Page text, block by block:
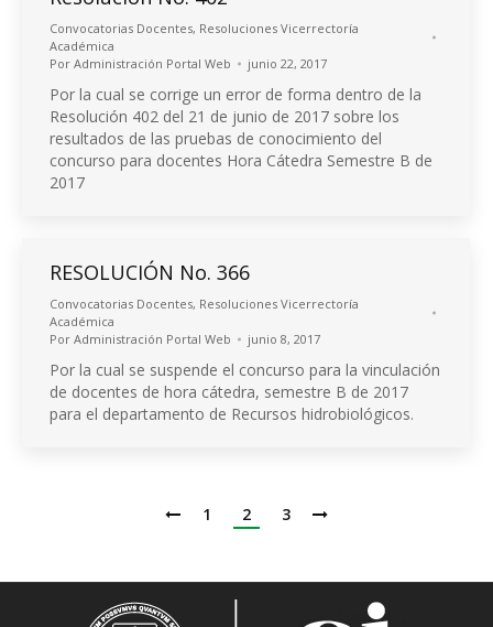
Convocatorias Docentes, Resoluciones Vicerrectoría
Académica
Por Administración Portal Web junio 22, 2017
Por la cual se corrige un error de forma dentro de la
Resolución 402 del 21 de junio de 2017 sobre los
resultados de las pruebas de conocimiento del
concurso para docentes Hora Cátedra Semestre B de
2017
RESOLUCIÓN No. 366
Convocatorias Docentes, Resoluciones Vicerrectoría
Académica
Por Administración Portal Web junio 8, 2017
Por la cual se suspende el concurso para la vinculación
de docentes de hora cátedra, semestre B de 2017
para el departamento de Recursos hidrobiológicos.
1 2 3